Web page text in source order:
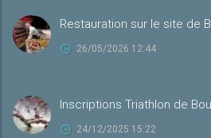
Restauration sur le site de
26/05/2026 12:44
Inscriptions Triathlon de
24/12/2025 15:22